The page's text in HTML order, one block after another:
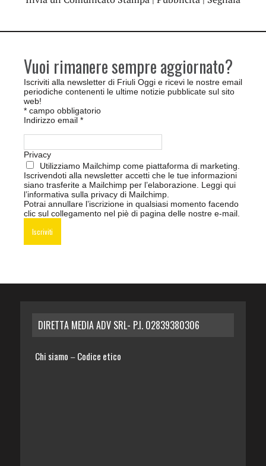
Vuoi rimanere sempre aggiornato?
Iscriviti alla newsletter di Friuli Oggi e ricevi le nostre email
periodiche contenenti le ultime notizie pubblicate sul sito
web!
* campo obbligatorio
Indirizzo email *
Privacy
Utilizziamo Mailchimp come piattaforma di marketing.
Iscrivendoti alla newsletter accetti che le tue informazioni
siano trasferite a Mailchimp per l’elaborazione. Leggi qui
l’informativa sulla privacy di Mailchimp
Potrai annullare l’iscrizione in qualsiasi momento facendo
clic sul collegamento nel piè di pagina delle nostre e-mail.
DIRETTA MEDIA ADV SRL- P.I. 02839380306
Chi siamo – Codice etico